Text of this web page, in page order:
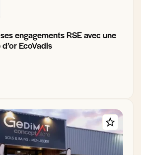
engagements RSE avec une
EcoVadis